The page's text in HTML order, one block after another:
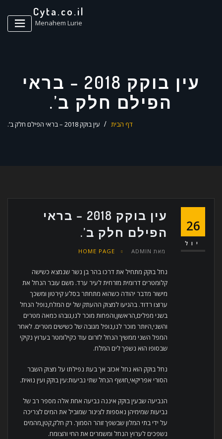
Cyta.co.il
Menahem Lurie
עין בוקק 2018 – בראי
הפילם חלק ב’.
דף הבית עין בוקק 2018 – בראי הפילם חלק ב’.
26
יול
עין בוקק 2018 – בראי
הפילם חלק ב’.
מאת ADMIN
HOME PAGE
נחל בוקק מתחיל את דרכו בהר בן נשר שנמצא כשישה
קלומטרים דרומית מזרחית לעיר ערד. משם עובר הנחל את
מישור מדבר יהודה כשהוא מתחתר בסלע קירטון ומשכך
ערוצו רדוד. בהגיעו למצוק ההעתק של ים המלח,נופל הנחל
בשני מפלים,הראשון,והפחות מוכר לנו,גובהו כמאה מטרים
והשני,היותר מוכר לנו,נופל מגובה של כשישים מטרים. לאחר
המפל השני ממשיך הנחל לזרום עוד כקילומטר בערוץ נקיקי
שבסופו הוא נשפך לים המלח.
נחל בוקק הוא נחל אכזב אך בעת נפילתו על מצוק השבר
הסורי אפריקאי,חושף הנחל שתי נביעות:עין בוקק ועין נואית.
הנביעה שבעין בוקק איננה נביעה אחת אלה מספר רב של
נביעות שמימיהן נאספות לצינור שמוביל את המים לצריכה
על ידי בתי המלון שבשפך זוהר הסמוך. רק חלק,קטן,מהמים
נשפכים לערוץ הנחל ומשמרים את החי והצומח.